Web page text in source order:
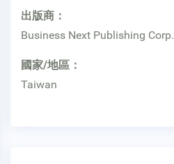
出版商：
Business Next Publishing Corp.
國家/地區：
Taiwan